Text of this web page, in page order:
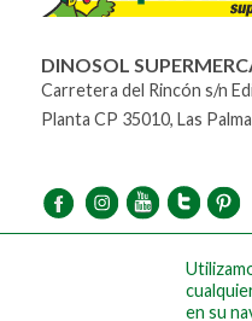
DINOSOL
Carretera del Rincón s/n
Planta CP 35010, Las
en su